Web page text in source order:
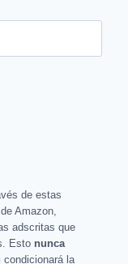
de estas
Amazon,
adscritas que
Esto nunca
condicionará la